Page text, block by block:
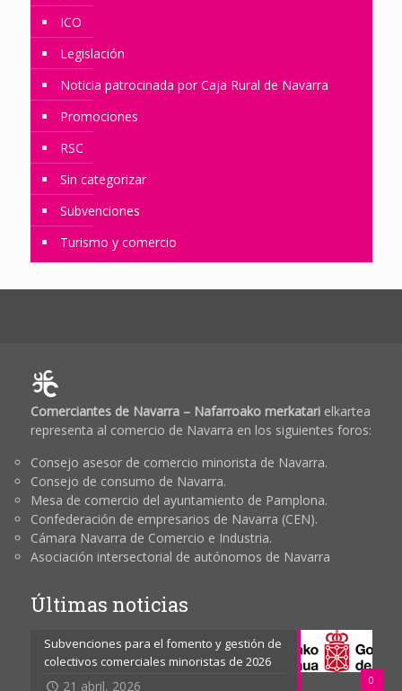
ICO
Legislación
Noticia patrocinada por Caja Rural de Navarra
Promociones
RSC
Sin categorizar
Subvenciones
Turismo y comercio
Comerciantes de Navarra – Nafarroako merkatarielkartea
representa al comercio de Navarra en los siguientes foros:
Consejo asesor de comercio minorista de Navarra.
Consejo de consumo de Navarra.
Mesa de comercio del ayuntamiento de Pamplona.
Confederación de empresarios de Navarra (CEN).
Cámara Navarra de Comercio e Industria.
Asociación intersectorial de autónomos de Navarra
Últimas noticias
0
Subvenciones para el fomento y gestión de
colectivos comerciales minoristas de 2026
21 abril, 2026